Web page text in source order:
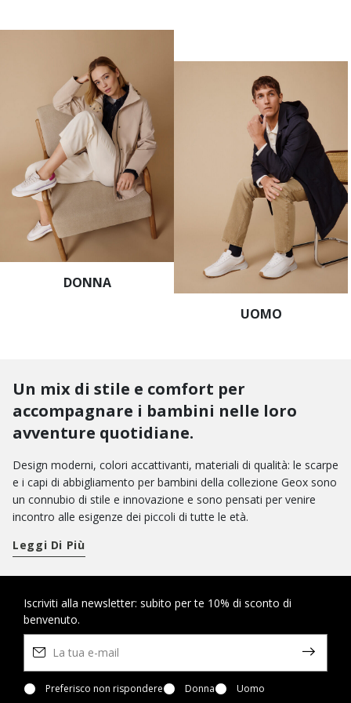
DONNA
UOMO
Un mix di stile e comfort per
accompagnare i bambini nelle loro
avventure quotidiane.
Design moderni, colori accattivanti, materiali di qualità: le scarpe
e i capi di abbigliamento per bambini della collezione Geox sono
un connubio di stile e innovazione e sono pensati per venire
incontro alle esigenze dei piccoli di tutte le età.
assortimento di scarpe per la scuola. Dalle sneaker basse con
sera.
Vuoi portare un pizzico di allegria nel guardaroba quotidiano?
Puoi optare per un paio di scarpe Disney con i loro personaggi
preferiti oppure per le nuove scarpe led con luci nella suola:
perfette per accendere il divertimento a ogni passo.
Nelle circostanze speciali, invece, aggiungi un tocco elegante ai
loro look con le nostrescarpe per bimboe bimba dallo stile
Leggi Di Più
Iscriviti alla newsletter: subito per te 10% di sconto di
benvenuto.
Preferisco non rispondere Donna
Uomo